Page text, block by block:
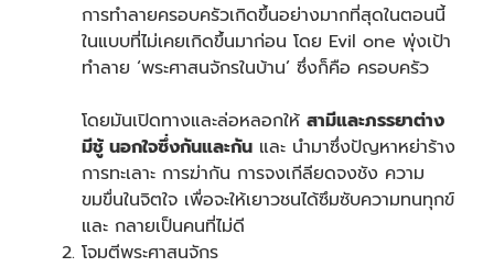
การทำลายครอบครัวเกิดขึ้นอย่างมากที่สุดในตอนนี้
ในแบบที่ไม่เคยเกิดขึ้นมาก่อน โดย Evil one พุ่งเป้า
ทำลาย ‘พระศาสนจักรในบ้าน’ ซึ่งก็คือ ครอบครัว
โดยมันเปิดทางและล่อหลอกให้ สามีและภรรยาต่าง
มีชู้ นอกใจซึ่งกันและกันและ นำมาซึ่งปัญหาหย่าร้าง
การทะเลาะ การฆ่ากัน การจงเกีลียดจงชัง ความ
ขมขื่นในจิตใจ เพื่อจะให้เยาวชนได้ซึมซับความทนทุกข์
และ กลายเป็นคนที่ไม่ดี
โจมตีพระศาสนจักร